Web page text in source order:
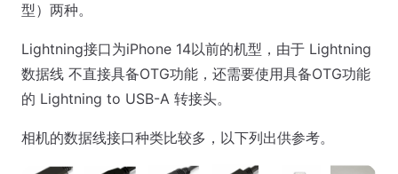
型）两种。
Lightning接口为iPhone 14以前的机型，由于 Lightning
数据线 不直接具备OTG功能，还需要使用具备OTG功能
的 Lightning to USB-A 转接头。
相机的数据线接口种类比较多，以下列出供参考。